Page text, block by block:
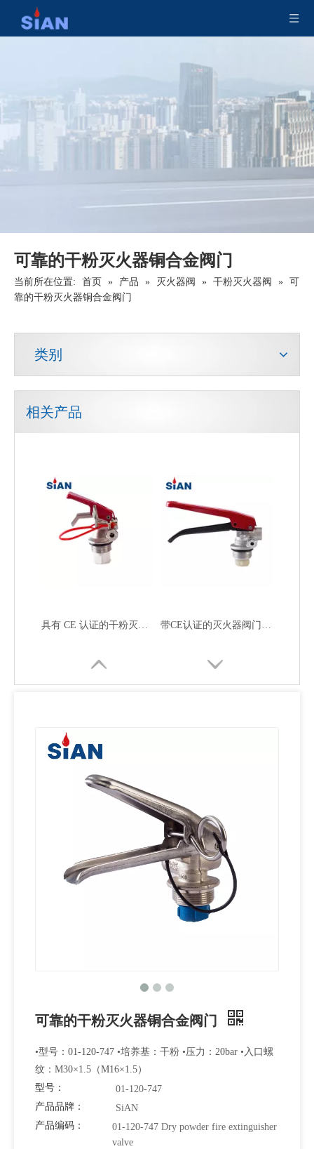
可靠的干粉灭火器铜合金阀门
当前所在位置: 首页 » 产品 » 灭火器阀 » 干粉灭火器阀 » 可
靠的干粉灭火器铜合金阀门
类别
相关产品
干粉灭火器用黄铜合金阀门 灭火器 ABC 干粉阀
具有 CE 认证的干粉灭火器阀 带CE认证的灭火器阀门 消防安全阀 干粉灭火器 铝合金阀门
可靠的干粉灭火器铜合金阀门
•型号：01-120-747 •培养基：干粉 •压力：20bar •入口螺
纹：M30×1.5（M16×1.5）
型号：
01-120-747
产品品牌：
SiAN
产品编码：
01-120-747 Dry powder fire extinguisher
valve